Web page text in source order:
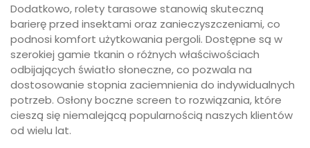
Dodatkowo, rolety tarasowe stanowią skuteczną
barierę przed insektami oraz zanieczyszczeniami, co
podnosi komfort użytkowania pergoli. Dostępne są w
szerokiej gamie tkanin o różnych właściwościach
odbijających światło słoneczne, co pozwala na
dostosowanie stopnia zaciemnienia do indywidualnych
potrzeb. Osłony boczne screen to rozwiązania, które
cieszą się niemalejącą popularnością naszych klientów
od wielu lat.